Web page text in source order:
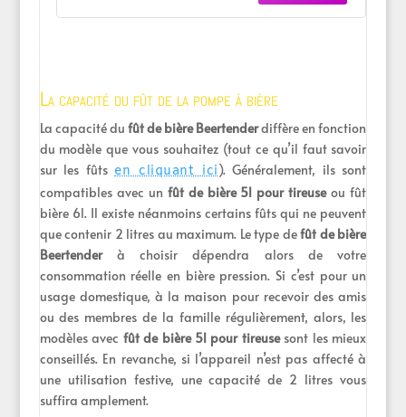
La capacité du fût de la pompe à bière
La capacité du fût de bière Beertenderdiffère en fonction
du modèle que vous souhaitez (tout ce qu’il faut savoir
sur les fûts en cliquant ici). Généralement, ils sont
compatibles avec un fût de bière 5l pour tireuseou fût
bière 6l. Il existe néanmoins certains fûts qui ne peuvent
que contenir 2 litres au maximum. Le type defût de bière
Beertenderà choisir dépendra alors de votre
consommation réelle en bière pression. Si c’est pour un
usage domestique, à la maison pour recevoir des amis
ou des membres de la famille régulièrement, alors, les
modèles avec fût de bière 5l pour tireusesont les mieux
conseillés. En revanche, si l’appareil n’est pas affecté à
une utilisation festive, une capacité de 2 litres vous
suffira amplement.